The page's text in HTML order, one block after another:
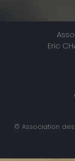
Eric
© Association